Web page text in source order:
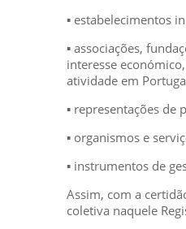
▪ estabelecimentos
▪ associações,
interesse
atividade em
▪ representações de
▪ organismos e
▪ instrumentos de
Assim, com a
coletiva naquele